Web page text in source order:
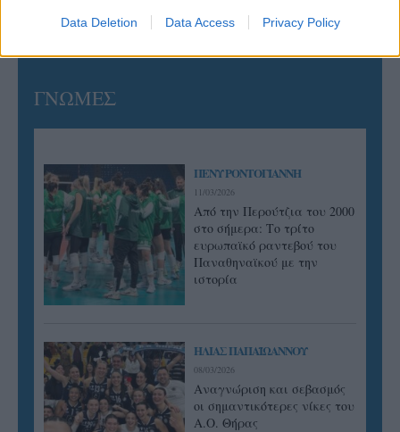
Data Deletion Data Access Privacy Policy
ΓΝΩΜΕΣ
ΠΕΝΥ ΡΟΝΤΟΓΙΑΝΝΗ
11/03/2026
Από την Περούτζια του 2000
στο σήμερα: Tο τρίτο
ευρωπαϊκό ραντεβού του
Παναθηναϊκού με την
ιστορία
ΗΛΙΑΣ ΠΑΠΑΪΩΑΝΝΟΥ
08/03/2026
Αναγνώριση και σεβασμός
οι σημαντικότερες νίκες του
Α.Ο. Θήρας